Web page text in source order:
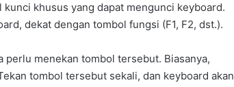
khusus yang dapat mengunci keyboard.
dekat dengan tombol fungsi (F1, F2, dst.).
menekan tombol tersebut. Biasanya,
tombol tersebut sekali, dan keyboard akan